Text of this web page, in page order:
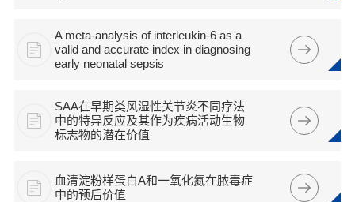
A meta-analysis of interleukin-6 as a
valid and accurate index in diagnosing
early neonatal sepsis
SAA在早期类风湿性关节炎不同疗法
中的特异反应及其作为疾病活动生物
标志物的潜在价值
血清淀粉样蛋白A和一氧化氮在脓毒症
中的预后价值